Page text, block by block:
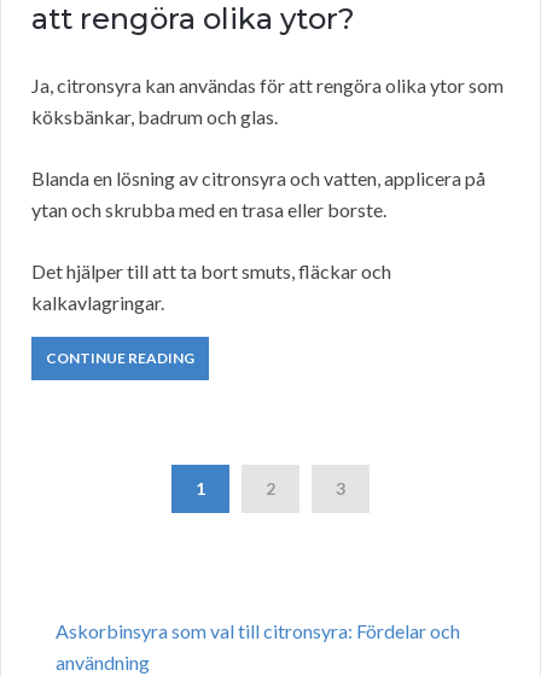
att rengöra olika ytor?
Ja, citronsyra kan användas för att rengöra olika ytor som
köksbänkar, badrum och glas.
Blanda en lösning av citronsyra och vatten, applicera på
ytan och skrubba med en trasa eller borste.
Det hjälper till att ta bort smuts, fläckar och
kalkavlagringar.
CONTINUE READING
1 2 3
Askorbinsyra som val till citronsyra: Fördelar och
användning